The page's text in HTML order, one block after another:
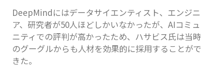
DeepMindにはデータサイエンティスト、エンジニ
ア、研究者が50人ほどしかいなかったが、AIコミュ
ニティでの評判が高かったため、ハサビス氏は当時
のグーグルからも人材を効果的に採用することがで
きた。